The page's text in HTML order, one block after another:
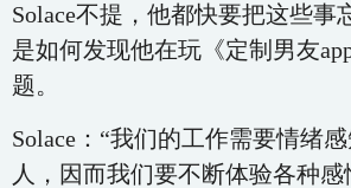
Solace不提，他都快要把这些事
是如何发现他在玩《定制男友
题。
Solace：“我们的工作需要情绪
人，因而我们要不断体验各种感